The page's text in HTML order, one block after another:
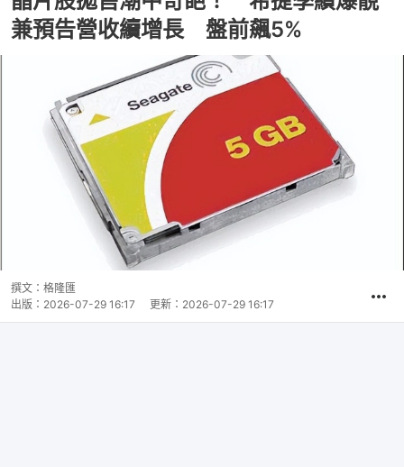
兼預告營收續增長 盤前飆5%
撰文： 格隆匯
出版： 2026-07-29 16:17 更新： 2026-07-29 16:17